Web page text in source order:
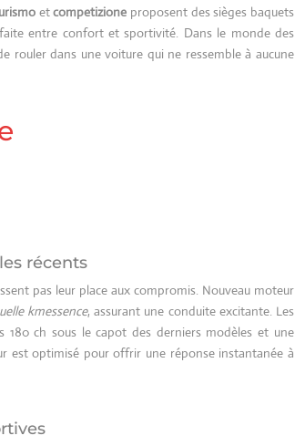
etcompetizione proposent des sièges baquets
entre confort et sportivité. Dans le monde des
rouler dans une voiture qui ne ressemble à aucune
récents
pas leur place aux compromis. Nouveau moteur
kmessence, assurant une conduite excitante. Les
180 ch sous le capot des derniers modèles et une
est optimisé pour offrir une réponse instantanée à